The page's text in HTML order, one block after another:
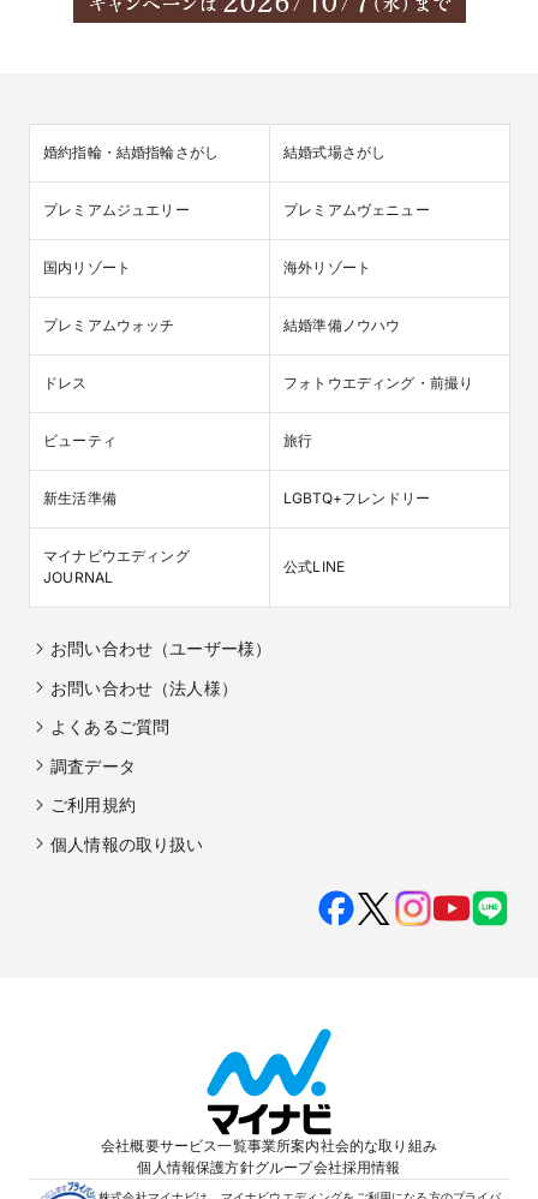
婚約指輪・結婚指輪さがし 結婚式場さがし
プレミアムジュエリー プレミアムヴェニュー
国内リゾート 海外リゾート
プレミアムウォッチ 結婚準備ノウハウ
ドレス フォトウエディング・前撮り
ビューティ 旅行
新生活準備 LGBTQ+フレンドリー
マイナビウエディング
JOURNAL
公式LINE
お問い合わせ（ユーザー様）
お問い合わせ（法人様）
よくあるご質問
調査データ
ご利用規約
個人情報の取り扱い
会社概要サービス一覧事業所案内社会的な取り組み
個人情報保護方針グループ会社採用情報